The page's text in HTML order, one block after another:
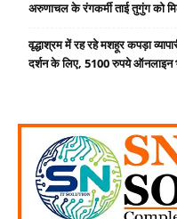
अरुणाचल के रंगकर्मी ताई तुगुंग को
वृद्धाश्रम में रह रहे मशहूर कपड़ा
दर्शन के लिए, 5100 रुपये ऑनलाइन